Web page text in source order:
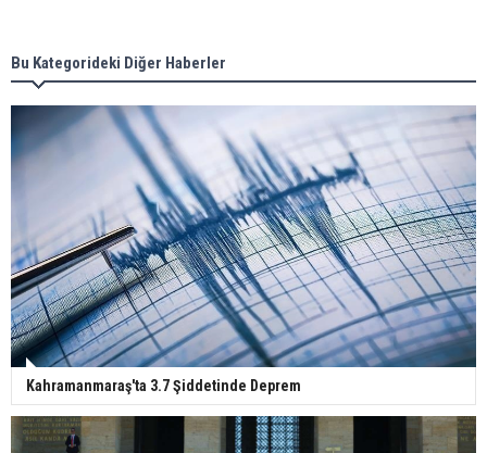
Bu Kategorideki Diğer Haberler
Kahramanmaraş'ta 3.7 Şiddetinde Deprem